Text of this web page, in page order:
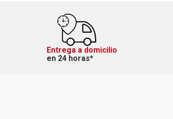
Entrega a domicilio
en 24 horas*